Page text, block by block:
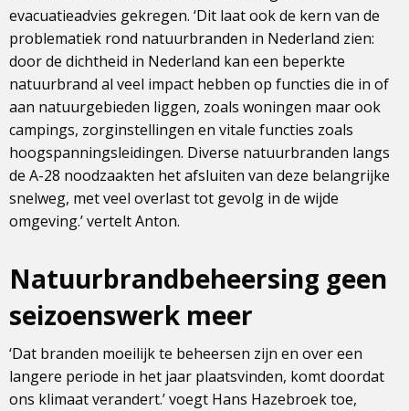
evacuatieadvies gekregen. ‘Dit laat ook de kern van de
problematiek rond natuurbranden in Nederland zien:
door de dichtheid in Nederland kan een beperkte
natuurbrand al veel impact hebben op functies die in of
aan natuurgebieden liggen, zoals woningen maar ook
campings, zorginstellingen en vitale functies zoals
hoogspanningsleidingen. Diverse natuurbranden langs
de A-28 noodzaakten het afsluiten van deze belangrijke
snelweg, met veel overlast tot gevolg in de wijde
omgeving.’ vertelt Anton.
Natuurbrandbeheersing geen
seizoenswerk meer
‘Dat branden moeilijk te beheersen zijn en over een
langere periode in het jaar plaatsvinden, komt doordat
ons klimaat verandert.’ voegt Hans Hazebroek toe,